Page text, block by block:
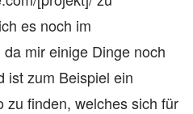
es noch im
mir einige Dinge noch
ist zum Beispiel ein
zu finden, welches sich für